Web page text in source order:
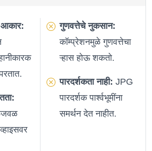
आकार:
गुणवत्तेचे नुकसान:
कॉम्प्रेशनमुळे गुणवत्तेचा
ऱ्हास होऊ शकतो.
पारदर्शकता नाही: JPG
पारदर्शक पार्श्वभूमींना
समर्थन देत नाहीत.